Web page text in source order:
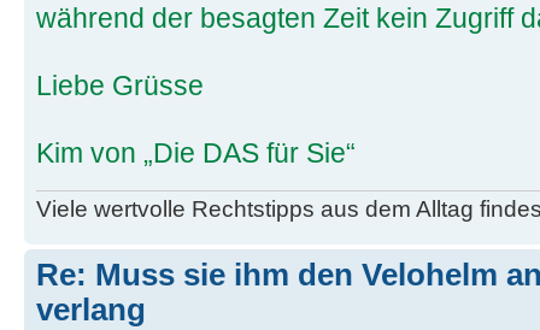
während der besagten Zeit kein Zugriff
Liebe Grüsse
Kim von „Die DAS für Sie“
Viele wertvolle Rechtstipps aus dem Alltag
Re: Muss sie ihm den Velohelm
verlang